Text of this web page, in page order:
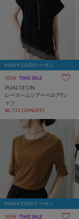
MAX￥2,000クーポン
NEW TIME SALE
PUAL CE CIN
レースヘムシアーベロアTシ
ャツ
¥6,732 (10%OFF)
MAX￥2,000クーポン
NEW TIME SALE